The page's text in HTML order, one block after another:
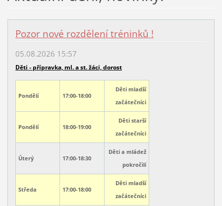
Pozor nové rozdělení tréninků !
05.08.2026 15:57
Děti - přípravka, ml. a st. žáci, dorost
Pondělí 17:00-18:00
Děti mladší
začátečníci
Pondělí 18:00-19:00
Děti starší
začátečníci
Úterý 17:00-18:30
Děti a mládež
pokročilí
Středa 17:00-18:00
Děti mladší
začátečníci